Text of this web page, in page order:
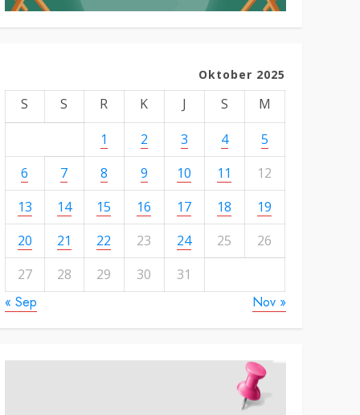
Oktober 2025
S S R K J S
M
1
2 3 4
5
6
7 8 9 10 11
12
13
14 15 16 17 18
19
20
21 22 23 24 25
26
27
28 29 30 31
« Sep Nov »